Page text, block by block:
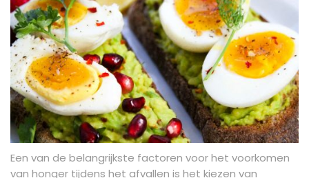
Een van de belangrijkste factoren voor het voorkomen
van honger tijdens het afvallen is het kiezen van